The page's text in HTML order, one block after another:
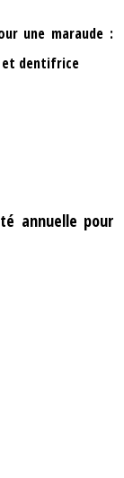
une maraude :
et dentifrice
annuelle pour